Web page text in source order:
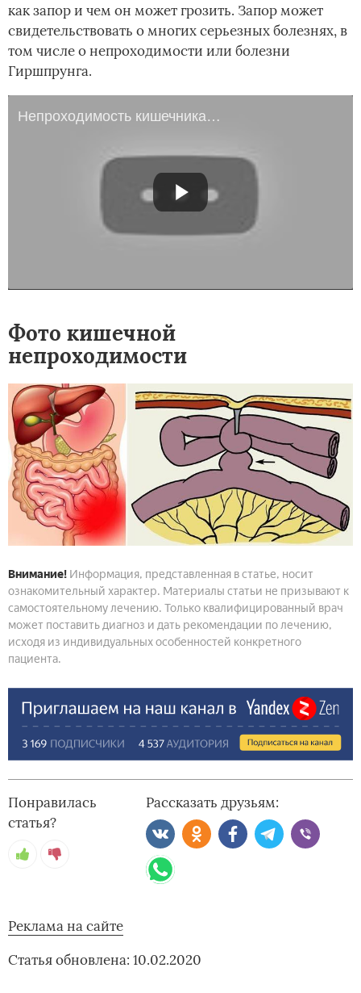
как запор и чем он может грозить. Запор может
свидетельствовать о многих серьезных болезнях, в
том числе о непроходимости или болезни
Гиршпрунга.
Непроходимость кишечника. Как от нее избавиться
Фото кишечной
непроходимости
Внимание! Информация, представленная в статье, носит
ознакомительный характер. Материалы статьи не призывают к
самостоятельному лечению. Только квалифицированный врач
может поставить диагноз и дать рекомендации по лечению,
исходя из индивидуальных особенностей конкретного
пациента.
Понравилась
статья?
Рассказать друзьям:
Реклама на сайте
Статья обновлена: 10.02.2020